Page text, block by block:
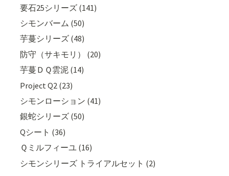
要石25シリーズ (141)
シモンバーム (50)
芋蔓シリーズ (48)
防守（サキモリ） (20)
芋蔓ＤＱ雲泥 (14)
Project Q2 (23)
シモンローション (41)
銀蛇シリーズ (50)
Qシート (36)
Ｑミルフィーユ (16)
シモンシリーズ トライアルセット (2)